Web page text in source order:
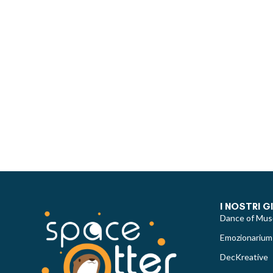
I NOSTRI
Dance of
Emozionarium
DecKreative